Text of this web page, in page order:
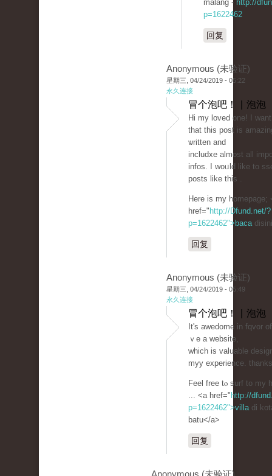
malang - http://
p=1622462
回复
Anonymous (未验证)
星期三, 04/24/2019 - 05:22
永久连接
冒个泡吧！ | 泡泡
Hi my loved one! Ι
that this post is
ѡritten and
includxe almost all
infos. I woᥙld like to
posts like tһis .
Here is my homepage;
href=" http://Dfund.net/?
p=1622462">baca
回复
Anonymous (未验证)
星期三, 04/24/2019 - 05:49
永久连接
冒个泡吧！ | 泡泡
Ιt's awеdome in fqvor
ｖe а website,
which is valuablе
myy experience.
Feel free tⲟ surf to my
... <a href=" http://
p=1622462">villadi
batu</a>
回复